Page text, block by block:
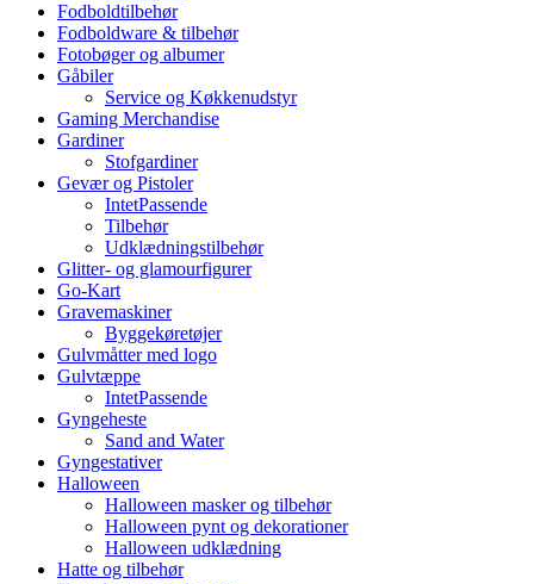
Fodboldtilbehør
Fodboldware & tilbehør
Fotobøger og albumer
Gåbiler
Service og Køkkenudstyr
Gaming Merchandise
Gardiner
Stofgardiner
Gevær og Pistoler
IntetPassende
Tilbehør
Udklædningstilbehør
Glitter- og glamourfigurer
Go-Kart
Gravemaskiner
Byggekøretøjer
Gulvmåtter med logo
Gulvtæppe
IntetPassende
Gyngeheste
Sand and Water
Gyngestativer
Halloween
Halloween masker og tilbehør
Halloween pynt og dekorationer
Halloween udklædning
Hatte og tilbehør